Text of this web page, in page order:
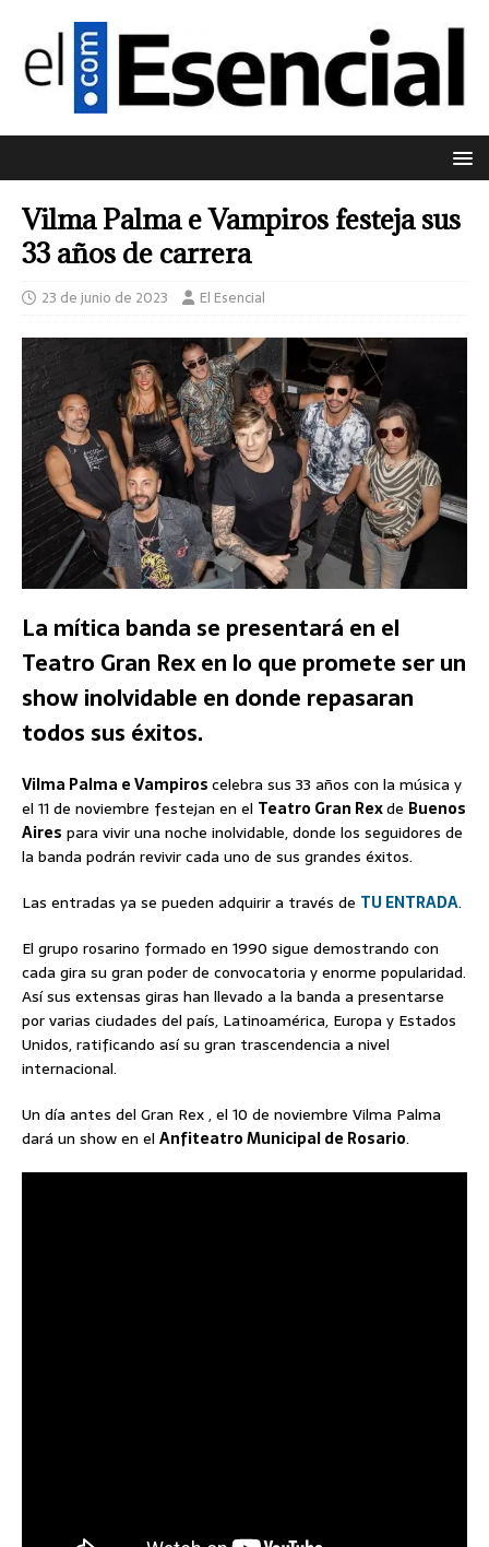
Vilma Palma e Vampiros festeja sus
33 años de carrera
23 de junio de 2023 El Esencial
La mítica banda se presentará en el
Teatro Gran Rex en lo que promete ser un
show inolvidable en donde repasaran
todos sus éxitos.
Vilma Palma e Vampiroscelebra sus 33 años con la música y
el 11 de noviembre festejan en el Teatro Gran Rexde Buenos
Aires para vivir una noche inolvidable, donde los seguidores de
la banda podrán revivir cada uno de sus grandes éxitos.
Las entradas ya se pueden adquirir a través de TU ENTRADA.
El grupo rosarino formado en 1990 sigue demostrando con
cada gira su gran poder de convocatoria y enorme popularidad.
Así sus extensas giras han llevado a la banda a presentarse
por varias ciudades del país, Latinoamérica, Europa y Estados
Unidos, ratificando así su gran trascendencia a nivel
internacional.
Un día antes del Gran Rex , el 10 de noviembre Vilma Palma
dará un show en el Anfiteatro Municipal de Rosario.